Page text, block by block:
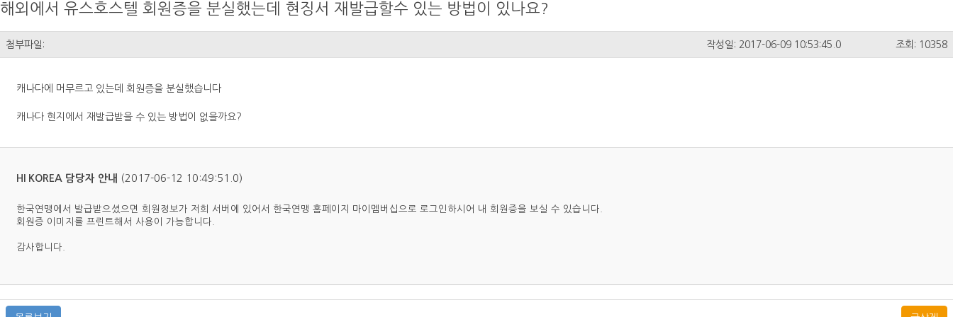
해외에서 유스호스텔 회원증을 분실했는데 현징서 재발급할수 있는 방법이 있나요?
첨부파일: 작성일: 2017-06-09 10:53:45.0 조회: 10358
캐나다에 머무르고 있는데 회원증을 분실했습니다
캐나다 현지에서 재발급받을 수 있는 방법이 없을까요?
HI KOREA 담당자 안내 (2017-06-12 10:49:51.0)
한국연맹에서 발급받으셨으면 회원정보가 저희 서버에 있어서 한국연맹 홈페이지 마이멤버십으로 로그인하시어 내 회원증을 보실 수 있습니다.
회원증 이미지를 프린트해서 사용이 가능합니다.
감사합니다.